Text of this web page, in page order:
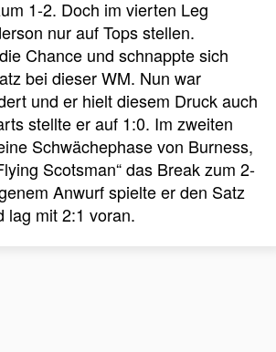
1-2. Doch im vierten Leg
nur auf Tops stellen.
Chance und schnappte sich
bei dieser WM. Nun war
und er hielt diesem Druck auch
stellte er auf 1:0. Im zweiten
Schwächephase von Burness,
Scotsman“ das Break zum 2-
Anwurf spielte er den Satz
lag mit 2:1 voran.